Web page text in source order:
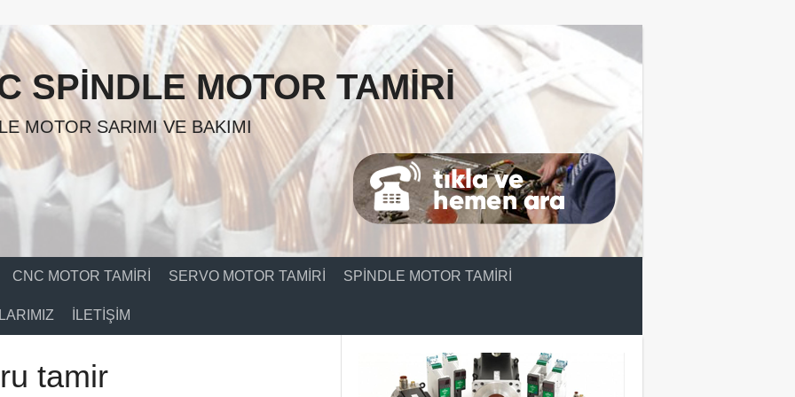
SPINDLE MOTOR TAMIRI
MOTOR SARIMI VE BAKIMI
CNC MOTOR TAMIRI SERVO MOTOR TAMIRI SPINDLE MOTOR TAMIRI
İLETIŞIM
tamir